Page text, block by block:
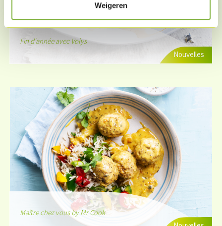
Weigeren
Nouvelles
Fin d'année avec Volys
Maître chez vous by Mr Cook